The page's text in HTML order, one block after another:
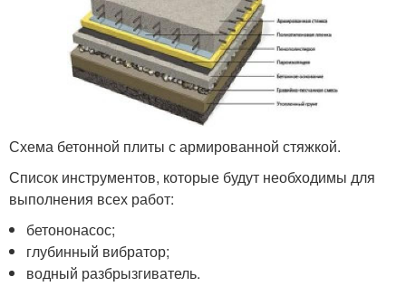
Схема бетонной плиты с армированной стяжкой.
Список инструментов, которые будут необходимы для
выполнения всех работ:
бетононасос;
глубинный вибратор;
водный разбрызгиватель.